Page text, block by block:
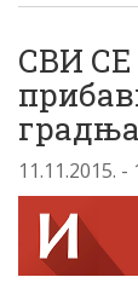
СВИ СЕ
11.11.2015. -